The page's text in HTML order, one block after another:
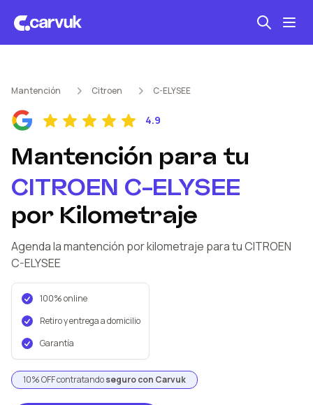
Mantención kilometraje
Revisión técnica
Mantención Citroen C-ELYSEE
4.9
Mantención para tu
CITROEN C-ELYSEE
por Kilometraje
Agenda la mantención por kilometraje para tu CITROEN
C-ELYSEE
100% online
Retiro y entrega a domicilio
Garantía
10% OFF contratandoseguro con Carvuk